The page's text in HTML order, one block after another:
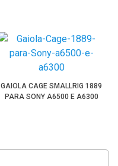
GAIOLA CAGE SMALLRIG 1889
PARA SONY A6500 E A6300